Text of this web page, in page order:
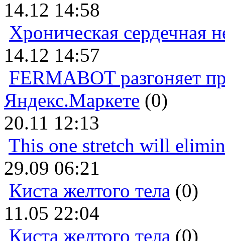
14.12 14:58
Хроническая сердечная
14.12 14:57
FERMABOT разгоняет
Яндекс.Маркете (0)
20.11 12:13
This one stretch will
29.09 06:21
Киста желтого тела (0)
11.05 22:04
Киста желтого тела (0)